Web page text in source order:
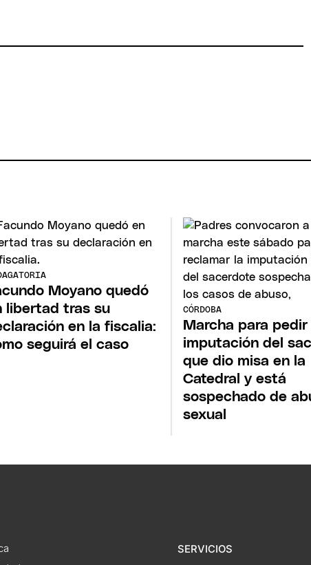
Moyano quedó
libertad tras su
en la fiscalia:
seguirá el caso
CÓRDOBA
Marcha para pedir
imputación del
que dio misa en la
Catedral y está
sospechado de
sexual
SERVICIOS